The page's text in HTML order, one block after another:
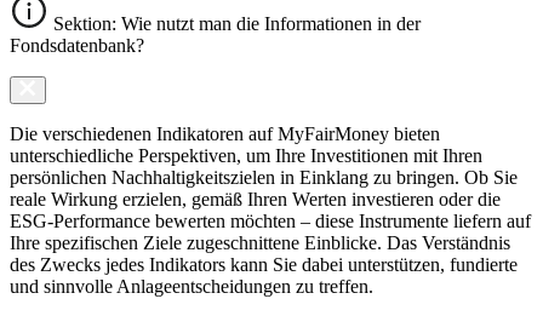
Sektion: Wie nutzt man die Informationen in der
Fondsdatenbank?
Die verschiedenen Indikatoren auf MyFairMoney bieten
unterschiedliche Perspektiven, um Ihre Investitionen mit Ihren
persönlichen Nachhaltigkeitszielen in Einklang zu bringen. Ob Sie
reale Wirkung erzielen, gemäß Ihren Werten investieren oder die
ESG-Performance bewerten möchten – diese Instrumente liefern auf
Ihre spezifischen Ziele zugeschnittene Einblicke. Das Verständnis
des Zwecks jedes Indikators kann Sie dabei unterstützen, fundierte
und sinnvolle Anlageentscheidungen zu treffen.